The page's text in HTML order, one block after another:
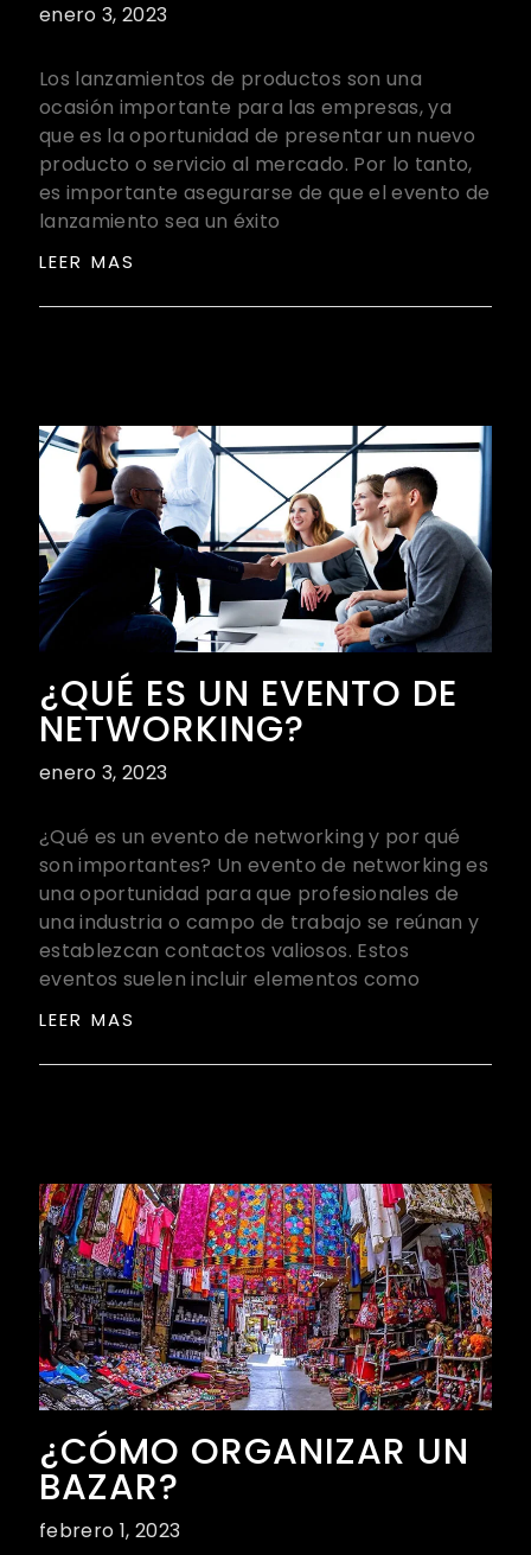
enero 3, 2023
Los lanzamientos de productos son una
ocasión importante para las empresas, ya
que es la oportunidad de presentar un nuevo
producto o servicio al mercado. Por lo tanto,
es importante asegurarse de que el evento de
lanzamiento sea un éxito
LEER MAS
¿QUÉ ES UN EVENTO DE
NETWORKING?
enero 3, 2023
¿Qué es un evento de networking y por qué
son importantes? Un evento de networking es
una oportunidad para que profesionales de
una industria o campo de trabajo se reúnan y
establezcan contactos valiosos. Estos
eventos suelen incluir elementos como
LEER MAS
¿CÓMO ORGANIZAR UN
BAZAR?
febrero 1, 2023